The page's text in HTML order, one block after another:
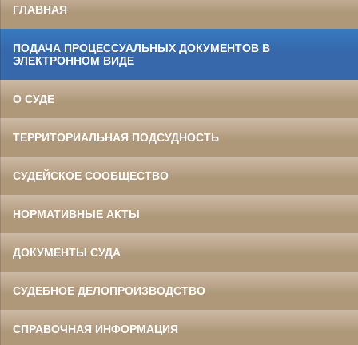
ГЛАВНАЯ
ПОДАЧА ПРОЦЕССУАЛЬНЫХ ДОКУМЕНТОВ В
ЭЛЕКТРОННОМ ВИДЕ
О СУДЕ
ТЕРРИТОРИАЛЬНАЯ ПОДСУДНОСТЬ
СУДЕЙСКОЕ СООБЩЕСТВО
НОРМАТИВНЫЕ АКТЫ
ДОКУМЕНТЫ СУДА
СУДЕБНОЕ ДЕЛОПРОИЗВОДСТВО
СПРАВОЧНАЯ ИНФОРМАЦИЯ